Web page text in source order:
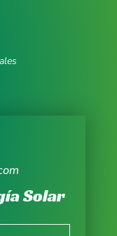
Solar